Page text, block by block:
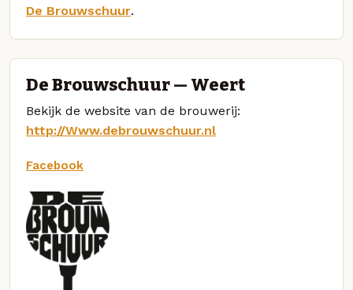
De Brouwschuur.
De Brouwschuur — Weert
Bekijk de website van de brouwerij:
http://Www.debrouwschuur.nl
Facebook